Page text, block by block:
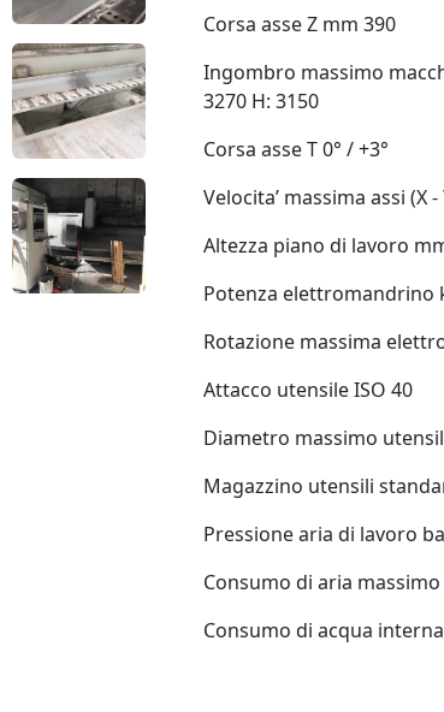
Corsa asse Z mm 390
Ingombro massimo
3270 H: 3150
Corsa asse T 0° / +3°
Velocita’ massima assi (X
Altezza piano di lavoro
Potenza elettromandrino
Rotazione massima
Attacco utensile ISO 40
Diametro massimo
Magazzino utensili
Pressione aria di lavoro
Consumo di aria
Consumo di acqua